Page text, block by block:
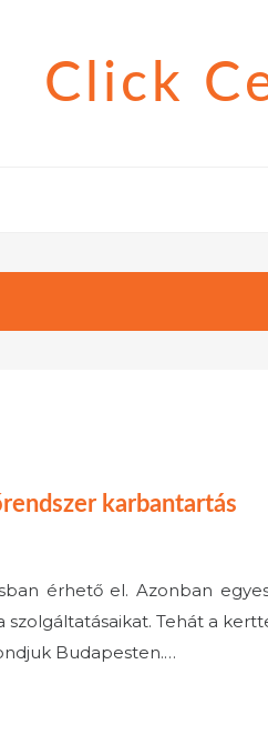
Click
karbantartás
érhető el. Azonban
Tehát a
Budapesten.…